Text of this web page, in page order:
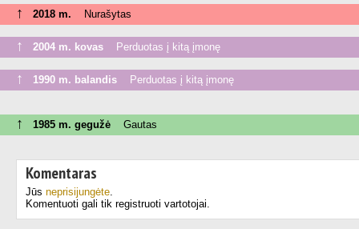
↑ 2018 m. Nurašytas
↑ 2004 m. kovas Perduotas į kitą įmonę
↑ 1990 m. balandis Perduotas į kitą įmonę
↑ 1985 m. gegužė Gautas
Komentaras
Jūs neprisijungėte.
Komentuoti gali tik registruoti vartotojai.